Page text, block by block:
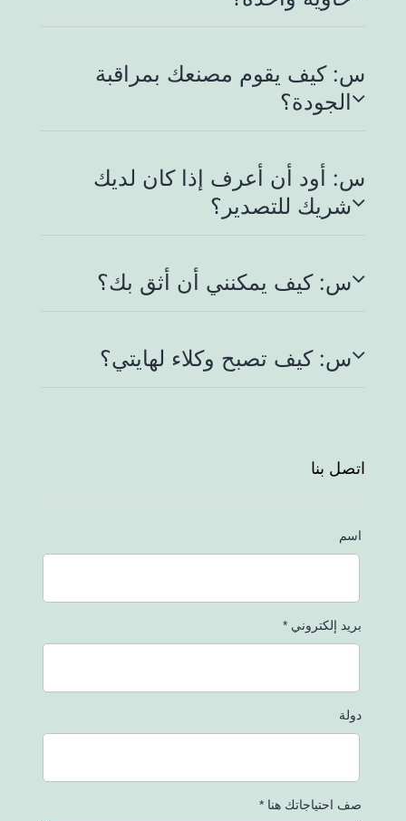
س: كيف يقوم مصنعك بمراقبة
الجودة؟
س: أود أن أعرف إذا كان لديك
شريك للتصدير؟
س: كيف يمكنني أن أثق بك؟
س: كيف تصبح وكلاء لهايتي؟
اتصل بنا
اسم
بريد إلكتروني *
دولة
صف احتياجاتك هنا *